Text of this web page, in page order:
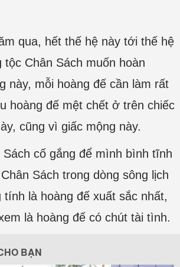
qua, hết thế hệ này tới thế hệ
tộc Chân Sách muốn hoàn
này, mỗi hoàng đế cần làm rất
hoàng đế mệt chết ở trên chiếc
cũng vì giấc mộng này.
Sách cố gắng để mình bình tĩnh
Sách trong dòng sông lịch
là hoàng đế xuất sắc nhất,
là hoàng đế có chút tài tình.
BẠN